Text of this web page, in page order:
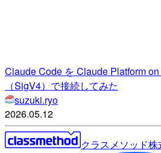
Claude Code を Claude Platform
（SigV4）で接続してみた
suzuki.ryo
2026.05.12
クラスメソッド株